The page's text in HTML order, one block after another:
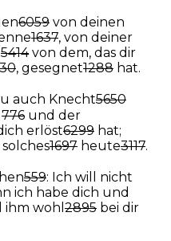
6059 von deinen
1637, von deiner
5414von dem, das dir
, gesegnet1288 hat.
auch Knecht5650
776 und der
erlöst6299 hat;
1697 heute3117.
559: Ich will nicht
ich habe dich und
ihm wohl 2895 bei dir